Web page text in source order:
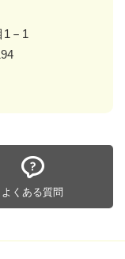
1－1
よくある質問